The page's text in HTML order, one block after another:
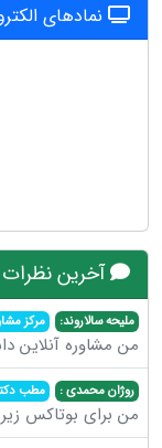
نمادهای
آخرین
ملیحه سالاروند: مرکز
من مشاوره آنلاین
روژان محمدی : مطب
من برای بوتاکس